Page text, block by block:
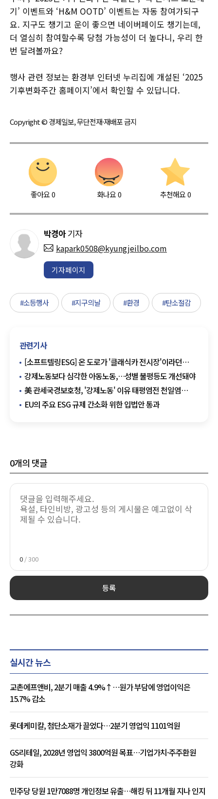
기’ 이벤트와 ‘H&M OOTD’ 이벤트는 자동 참여가되구
요. 지구도 챙기고 운이 좋으면 네이버페이도 챙기는데,
더 열심히 참여할수록 당첨 가능성이 더 높다니, 우리 한
번 달려볼까요?
행사 관련 정보는 환경부 인터넷 누리집에 개설된 ‘2025
기후변화주간 홈페이지’에서 확인할 수 있답니다.
Copyright © 경제일보, 무단전재·재배포 금지
좋아요0 화나요0 추천해요 0
박경아기자
kapark0508@kyungjeilbo.com
기자페이지
#소등행사 #지구의날 #환경 #탄소절감
관련기사
[소프트텔링ESG] 온 도로가 '클래식카 전시장'이라던
쿠바, 알고 보니 전기차‧태양광 시대
강제노동보다 심각한 아동노동,…성별 불평등도 개선돼야
美 관세국경보호청, '강제노동' 이유 태평염전 천일염
수입보류명령
EU의 주요 ESG 규제 간소화 위한 입법안 통과
0개의 댓글
0 / 300
등록
실시간 뉴스
교촌에프앤비, 2분기 매출 4.9%↑…원가 부담에 영업이익은
15.7% 감소
롯데케미칼, 첨단소재가 끌었다…2분기 영업익 1101억원
GS리테일, 2028년 영업익 3800억원 목표…기업가치·주주환원
강화
민주당 당원 1만7088명 개인정보 유출…해킹 뒤 11개월 지나 인지